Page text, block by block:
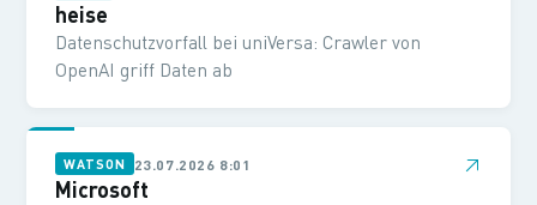
heise
Datenschutzvorfall bei uniVersa: Crawler von
OpenAI griff Daten ab
WATSON 23.07.2026 8:01 ↗
Microsoft